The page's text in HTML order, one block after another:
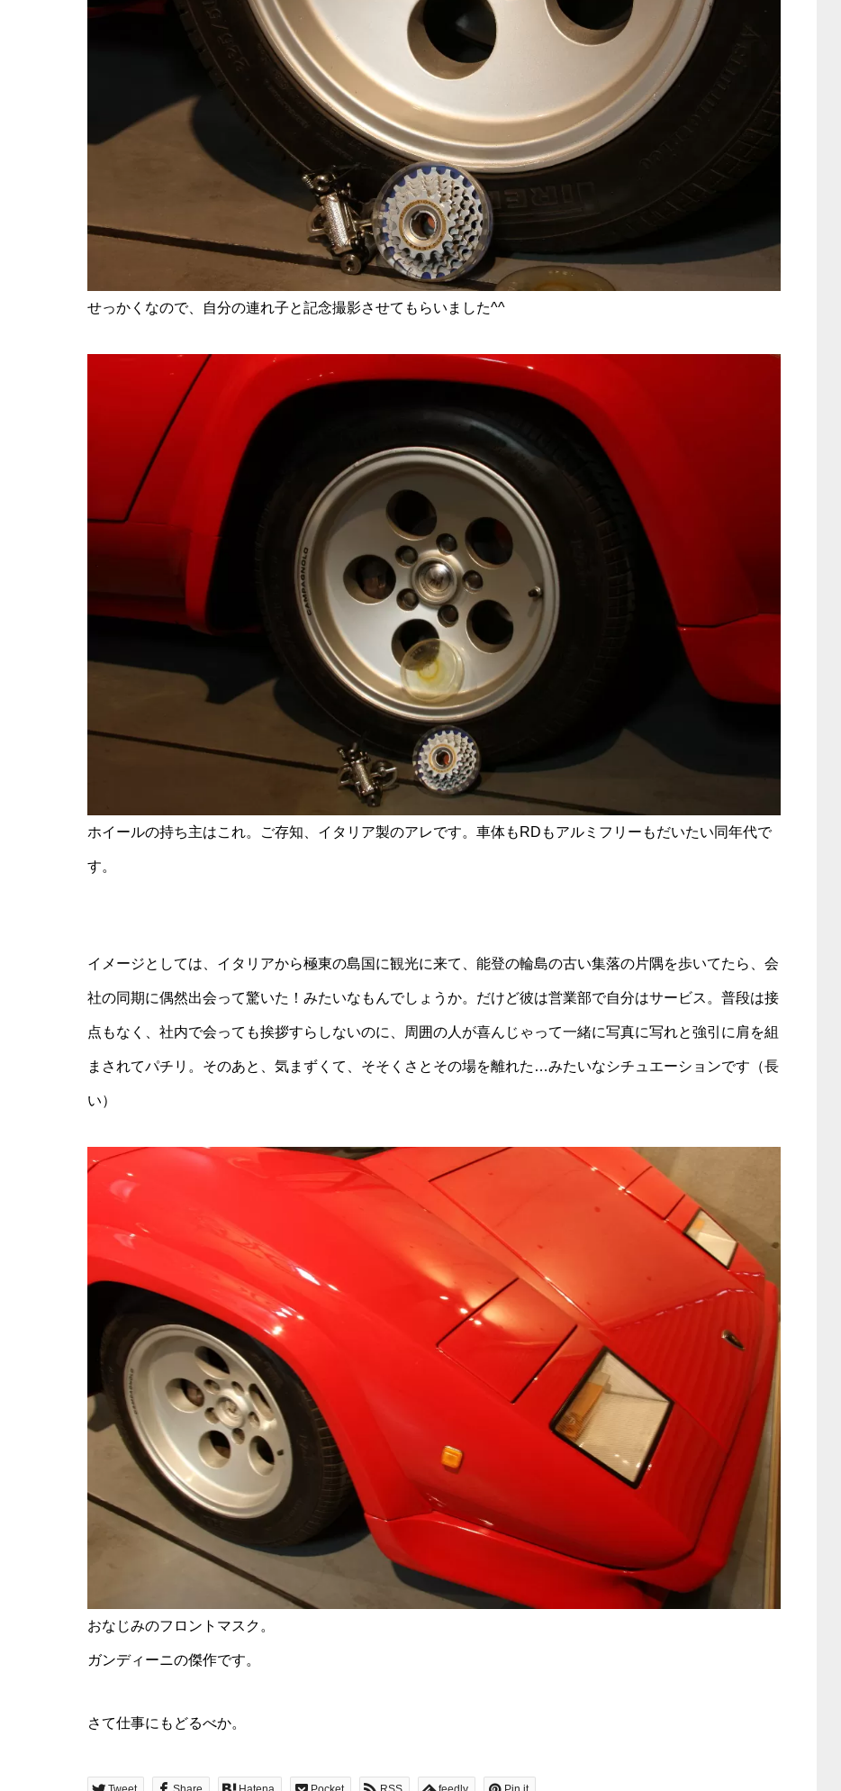
せっかくなので、自分の連れ子と記念撮影させてもらいました^^
ホイールの持ち主はこれ。ご存知、イタリア製のアレです。車体もRDもアルミフリーもだいたい同年代で
す。
イメージとしては、イタリアから極東の島国に観光に来て、能登の輪島の古い集落の片隅を歩いてたら、会
社の同期に偶然出会って驚いた！みたいなもんでしょうか。だけど彼は営業部で自分はサービス。普段は接
点もなく、社内で会っても挨拶すらしないのに、周囲の人が喜んじゃって一緒に写真に写れと強引に肩を組
まされてパチリ。そのあと、気まずくて、そそくさとその場を離れた…みたいなシチュエーションです（長
い）
おなじみのフロントマスク。
ガンディーニの傑作です。
さて仕事にもどるべか。